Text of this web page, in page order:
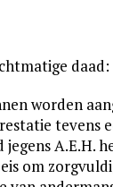
daad:
worden
tevens
A.E.H.
om